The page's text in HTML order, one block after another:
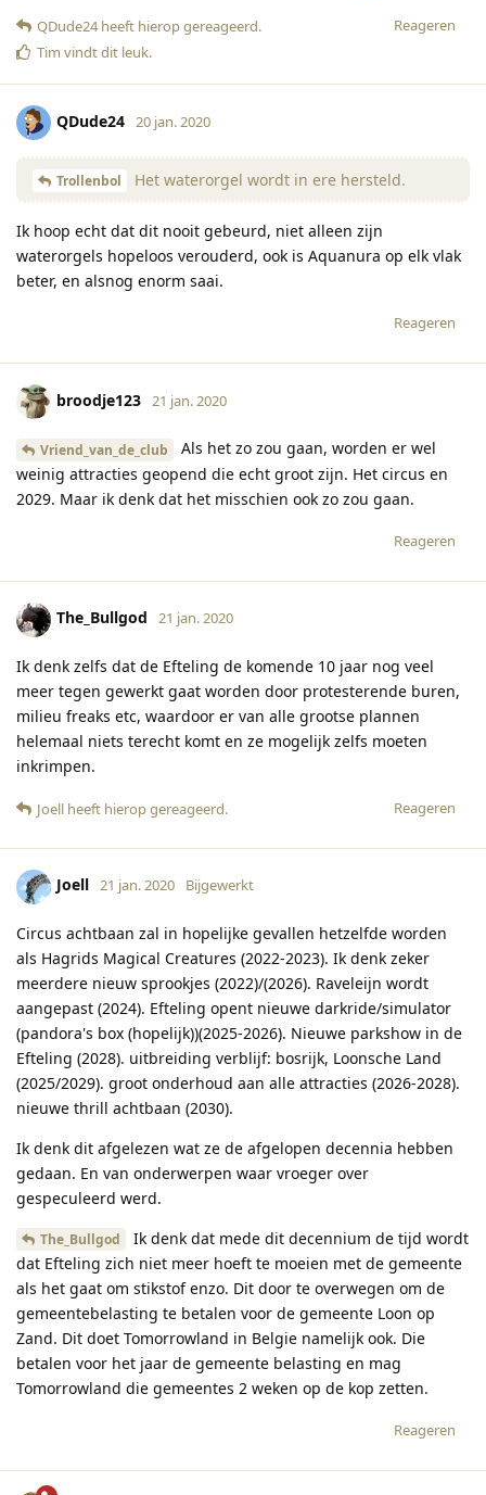
Reageren
QDude24heeft hierop gereageerd.
Tim vindt dit leuk.
QDude24 20 jan. 2020
Trollenbol Het waterorgel wordt in ere hersteld.
Ik hoop echt dat dit nooit gebeurd, niet alleen zijn
waterorgels hopeloos verouderd, ook is Aquanura op elk vlak
beter, en alsnog enorm saai.
Reageren
broodje123 21 jan. 2020
Vriend_van_de_club
Als het zo zou gaan, worden er wel
weinig attracties geopend die echt groot zijn. Het circus en
2029. Maar ik denk dat het misschien ook zo zou gaan.
Reageren
The_Bullgod 21 jan. 2020
Ik denk zelfs dat de Efteling de komende 10 jaar nog veel
meer tegen gewerkt gaat worden door protesterende buren,
milieu freaks etc, waardoor er van alle grootse plannen
helemaal niets terecht komt en ze mogelijk zelfs moeten
inkrimpen.
Reageren
Joell heeft hierop gereageerd.
Joell 21 jan. 2020 Bijgewerkt
Circus achtbaan zal in hopelijke gevallen hetzelfde worden
als Hagrids Magical Creatures (2022-2023). Ik denk zeker
meerdere nieuw sprookjes (2022)/(2026). Raveleijn wordt
aangepast (2024). Efteling opent nieuwe darkride/simulator
(pandora's box (hopelijk))(2025-2026). Nieuwe parkshow in de
Efteling (2028). uitbreiding verblijf: bosrijk, Loonsche Land
(2025/2029). groot onderhoud aan alle attracties (2026-2028).
nieuwe thrill achtbaan (2030).
Ik denk dit afgelezen wat ze de afgelopen decennia hebben
gedaan. En van onderwerpen waar vroeger over
gespeculeerd werd.
The_Bullgod
Ik denk dat mede dit decennium de tijd wordt
dat Efteling zich niet meer hoeft te moeien met de gemeente
als het gaat om stikstof enzo. Dit door te overwegen om de
gemeentebelasting te betalen voor de gemeente Loon op
Zand. Dit doet Tomorrowland in Belgie namelijk ook. Die
betalen voor het jaar de gemeente belasting en mag
Tomorrowland die gemeentes 2 weken op de kop zetten.
Reageren